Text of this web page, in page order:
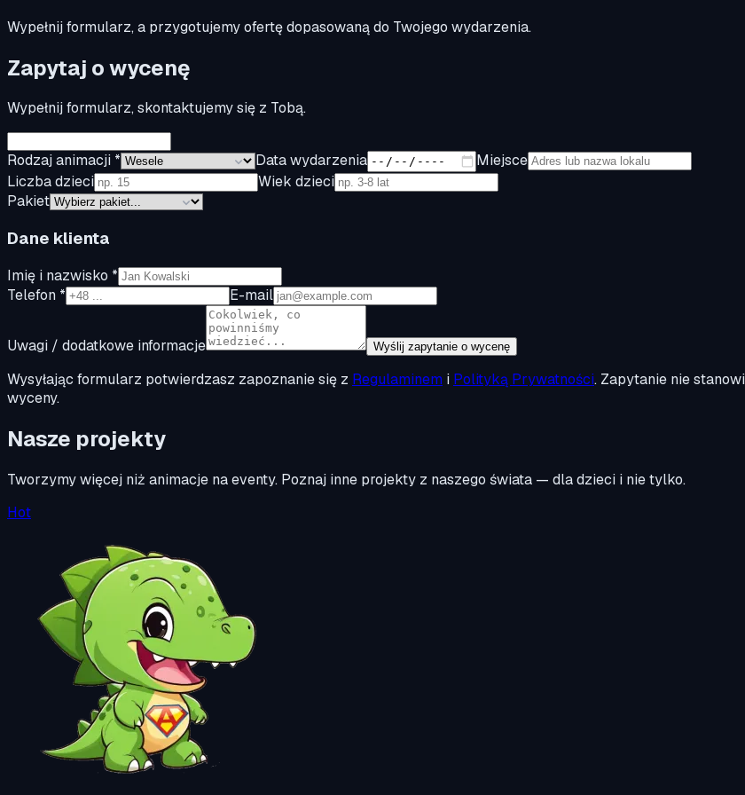
Wypełnij formularz, a przygotujemy ofertę dopasowaną do Twojego wydarzenia.
Zapytaj o wycenę
Wypełnij formularz, skontaktujemy się z Tobą.
Rodzaj animacji * Data wydarzenia
Miejsce
Liczba dzieci
Wiek dzieci
Pakiet
Dane klienta
Imię i nazwisko *
Telefon *
E-mail
Uwagi / dodatkowe informacje Wyślij zapytanie o wycenę
Wysyłając formularz potwierdzasz zapoznanie się z Regulaminem i Polityką Prywatności. Zapytanie nie
wyceny.
Nasze projekty
Tworzymy więcej niż animacje na eventy. Poznaj inne projekty z naszego świata — dla dzieci i nie tylko.
Hot